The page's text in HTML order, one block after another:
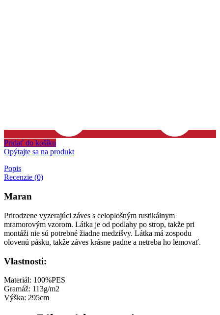
Pridať do košíku
Opýtajte sa na produkt
Popis
Recenzie (0)
Maran
Prirodzene vyzerajúci záves s celoplošným rustikálnym
mramorovým vzorom. Látka je od podlahy po strop, takže pri
montáži nie sú potrebné žiadne medzišvy. Látka má zospodu
olovenú pásku, takže záves krásne padne a netreba ho lemovať.
Vlastnosti:
Materiál: 100%PES
Gramáž: 113g/m2
Výška: 295cm